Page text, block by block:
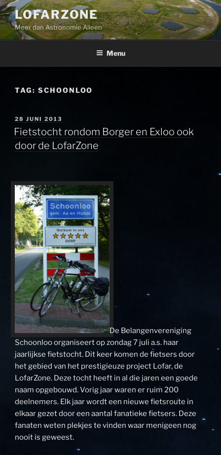
Ga
naar
de
inhoud
LOFARZONE
Meer dan Astronomie Alleen
Menu
TAG: SCHOONLOO
GEPLAATST
OP
28 JUNI 2013
Fietstocht rondom Borger en Exloo ook
door de LofarZone
De Belangenvereniging
Schoonloo organiseert op zondag 7 juli a.s. haar
jaarlijkse fietstocht. Dit keer komen de fietsers door
het gebied van het prestigieuze project Lofar, de
LofarZone. Deze tocht heeft in al die jaren een goede
naam opgebouwd. Vorig jaar waren er ruim 200
deelnemers. Elk jaar wordt een nieuwe fietsroute in
elkaar gezet door een aantal fanatieke fietsers. Deze
fanaten weten plekjes te vinden waar menigeen nog
nooit is geweest.